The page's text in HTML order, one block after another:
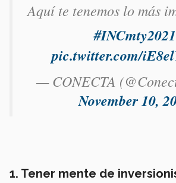
Aquí te tenemos lo más
#INCmty2021
pic.twitter.com/
— CONECTA
November 10,
1. Tener mente de